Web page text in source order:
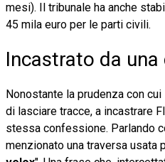
mesi). Il tribunale ha anche
45 mila euro per le parti civili.
Incastrato da
Nonostante la prudenza con
di lasciare tracce, a incastrare
stessa confessione. Parlando
menzionato una traversa usata